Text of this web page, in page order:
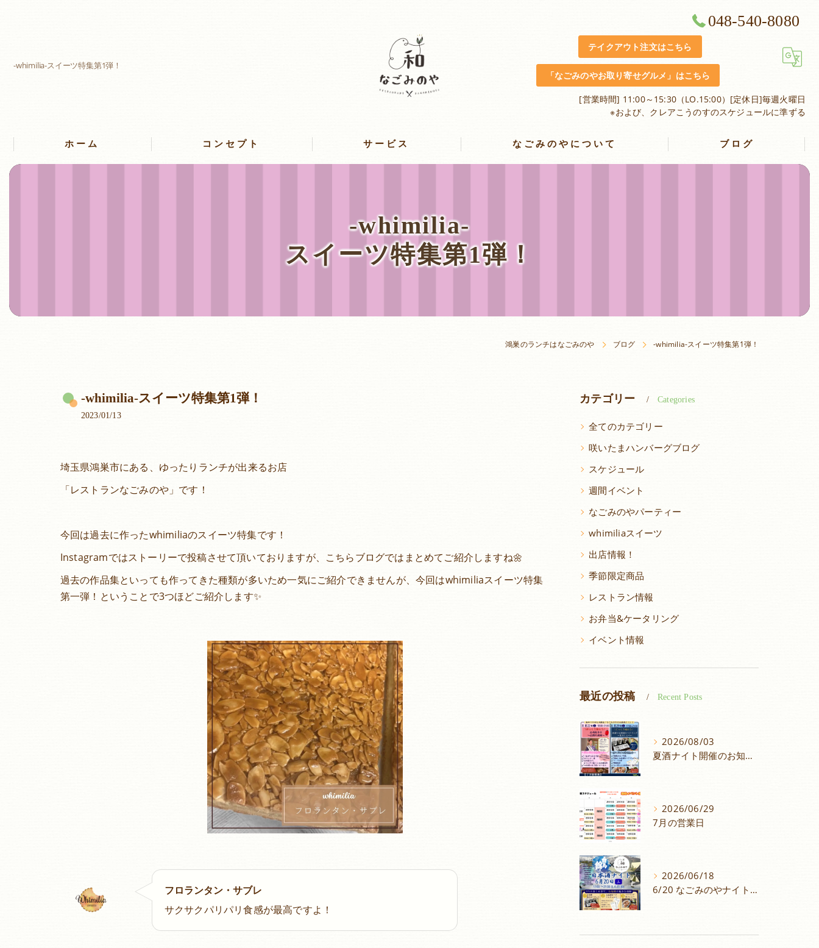
-whimilia-スイーツ特集第1弾！
048-540-8080
テイクアウト注文はこちら
「なごみのやお取り寄せグルメ」はこちら
[営業時間] 11:00～15:30（LO.15:00）[定休日]毎週火曜日
※および、クレアこうのすのスケジュールに準ずる
ホーム コンセプト サービス
咲いたまハンバーグ
ケータリング＆お弁当
スイーツ
なごみのやについて ブログ
-whimilia-
スイーツ特集第1弾！
鴻巣のランチはなごみのや ブログ -whimilia-スイーツ特集第1弾！
-whimilia-スイーツ特集第1弾！
2023/01/13
埼玉県鴻巣市にある、ゆったりランチが出来るお店
「レストランなごみのや」です！
今回は過去に作ったwhimiliaのスイーツ特集です！
Instagramではストーリーで投稿させて頂いておりますが、こちらブログではまとめてご紹介しますね🌼
過去の作品集といっても作ってきた種類が多いため一気にご紹介できませんが、今回はwhimiliaスイーツ特集
第一弾！ということで3つほどご紹介します✨
フロランタン・サブレ
サクサクパリパリ食感が最高ですよ！
カテゴリー Categories
全てのカテゴリー
咲いたまハンバーグブログ
スケジュール
週間イベント
なごみのやパーティー
whimiliaスイーツ
出店情報！
季節限定商品
レストラン情報
お弁当&ケータリング
イベント情報
最近の投稿 Recent Posts
2026/08/03
夏酒ナイト開催のお知らせ
2026/06/29
7月の営業日
2026/06/18
6/20 なごみのやナイトイベントメニュー！